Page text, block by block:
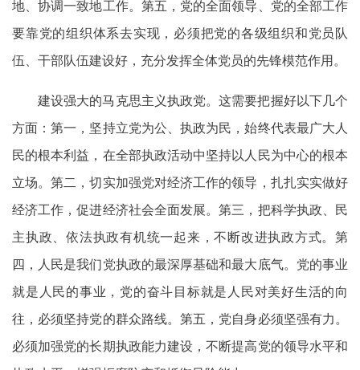
地、协调一致地工作。第五，党的全面领导、党的全部工作
要靠党的组织体系去实现，必须把党的各级组织和党员队
伍、干部队伍建设好，充分发挥全体党员的先锋模范作用。
建设强大的马克思主义执政党。这需要把握好以下几个
方面：第一，坚持立党为公、执政为民，始终代表最广大人
民的根本利益，在全部执政活动中坚持以人民为中心的根本
立场。第二，切实加强党对经济工作的领导，扎扎实实做好
经济工作，促进经济社会全面发展。第三，把科学执政、民
主执政、依法执政有机统一起来，不断改进执政方式。第
四，人民是我们党执政的最深厚基础和最大底气。党的事业
就是人民的事业，党的奋斗目标就是人民对美好生活的向
往，必须坚持党的群众路线。第五，党自身必须坚强有力。
必须加强党的长期执政能力建设，不断提高党的领导水平和